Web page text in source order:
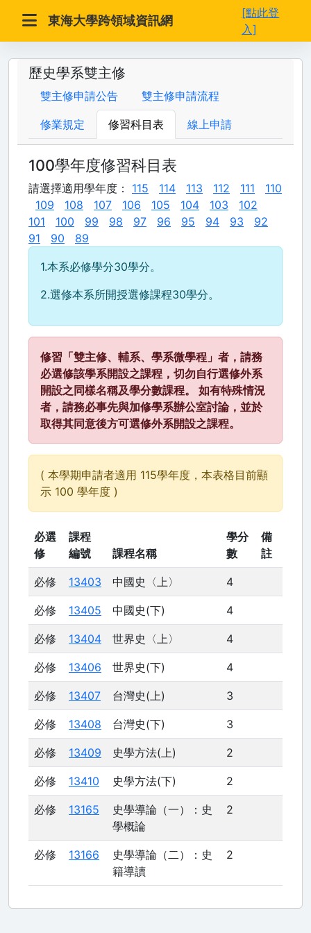
東海大學跨領域資訊網
[點此登
入]
歷史學系雙主修
雙主修申請公告 雙主修申請流程
修業規定 修習科目表 線上申請
100學年度修習科目表
請選擇適用學年度： 115 114 113 112 111
110
109
108 107 106 105 104 103
102
101
100 99 98 97 96 95 94 93
92
91
90 89
1.本系必修學分30學分。
2.選修本系所開授選修課程30學分。
修習「雙主修、輔系、學系微學程」者，請務
必選修該學系開設之課程，切勿自行選修外系
開設之同樣名稱及學分數課程。 如有特殊情況
者，請務必事先與加修學系辦公室討論，並於
取得其同意後方可選修外系開設之課程。
( 本學期申請者適用 115學年度，本表格目前顯
示 100 學年度 )
必選
修
課程
編號
課程名稱
學分
數
備
註
必修 13403 中國史〈上〉 4
必修 13405 中國史(下) 4
必修 13404 世界史〈上〉 4
必修 13406 世界史(下) 4
必修 13407 台灣史(上) 3
必修 13408 台灣史(下) 3
必修 13409 史學方法(上) 2
必修 13410 史學方法(下) 2
必修 13165
史學導論（一）：史
學概論
2
必修 13166
史學導論（二）：史
籍導讀
2